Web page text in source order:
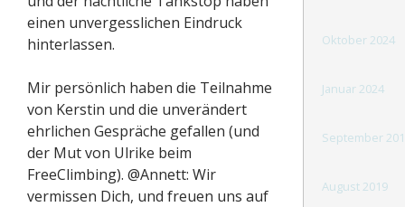
einen unvergesslichen Eindruck
hinterlassen.
Mir persönlich haben die Teilnahme
von Kerstin und die unverändert
ehrlichen Gespräche gefallen (und
der Mut von Ulrike beim
FreeClimbing). @Annett: Wir
vermissen Dich, und freuen uns auf
Oktober 2024
Januar 2024
September
August 2019